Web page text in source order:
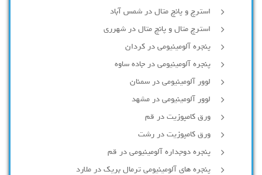
استرچ و پانچ متال در شمس آباد
استرچ متال و پانچ متال در شهرری
پنجره آلومینیومی در کردان
پنجره آلومینیومی در جاده ساوه
لوور آلومینیومی در سمنان
لوور آلومینیومی در مشهد
ورق کامپوزیت در قم
ورق کامپوزیت در رشت
پنجره دوجداره آلومينيومی در قم
پنجره های آلومینیومی ترمال بریک در ملارد